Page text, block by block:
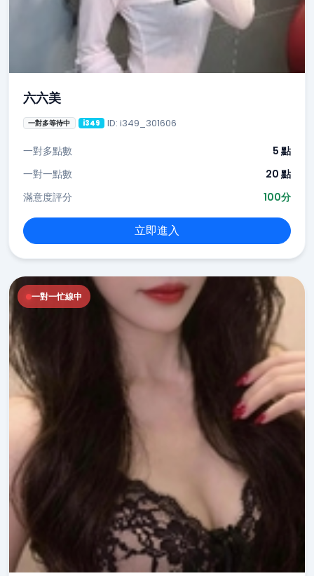
六六美
一對多等待中 i349 ID: i349_301606
一對多點數
5 點
一對一點數
20 點
滿意度評分
100分
立即進入
一對一忙線中